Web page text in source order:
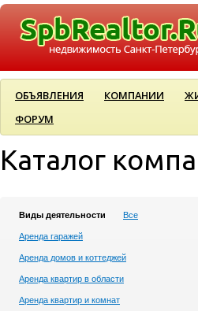
ОБЪЯВЛЕНИЯ КОМПАНИИ
ФОРУМ
Каталог
Виды деятельности Все
Аренда гаражей
Аренда домов и коттеджей
Аренда квартир в области
Аренда квартир и комнат